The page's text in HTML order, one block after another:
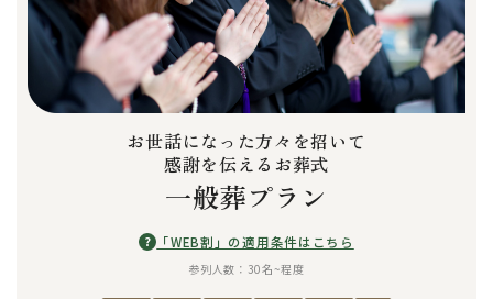
お世話になった方々を招いて
感謝を伝えるお葬式
一般葬プラン
? 「WEB割」の適用条件はこちら
参列人数：30名~程度